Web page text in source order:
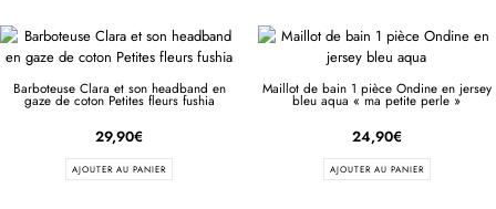
Barboteuse Clara et son headband en
gaze de coton Petites fleurs fushia
29,90€
AJOUTER AU PANIER
Maillot de bain 1 pièce Ondine en jersey
bleu aqua « ma petite perle »
24,90€
AJOUTER AU PANIER